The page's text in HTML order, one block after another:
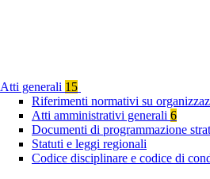
Atti generali 15
Riferimenti normativi su
Atti amministrativi generali 6
Documenti di programmazione
Statuti e leggi regionali
Codice disciplinare e codice di